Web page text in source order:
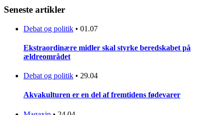
Seneste artikler
Debat og politik • 01.07
Ekstraordinære midler skal styrke beredskabet på
ældreområdet
Debat og politik • 29.04
Akvakulturen er en del af fremtidens fødevarer